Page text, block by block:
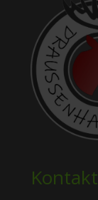
Kontakt